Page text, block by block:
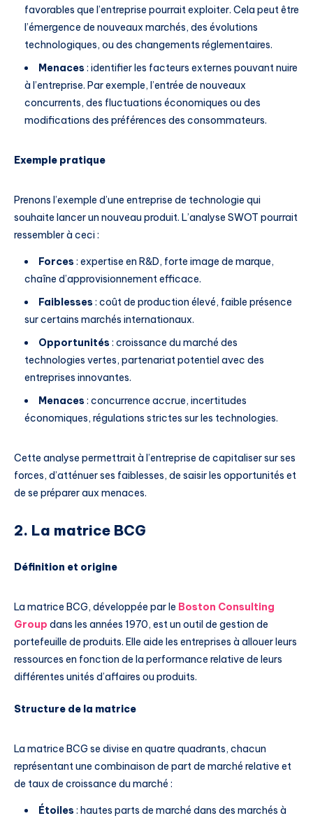
favorables que l’entreprise pourrait exploiter. Cela peut être
l’émergence de nouveaux marchés, des évolutions
technologiques, ou des changements réglementaires.
Menaces : identifier les facteurs externes pouvant nuire
à l’entreprise. Par exemple, l’entrée de nouveaux
concurrents, des fluctuations économiques ou des
modifications des préférences des consommateurs.
Exemple pratique
Prenons l’exemple d’une entreprise de technologie qui
souhaite lancer un nouveau produit. L’analyse SWOT pourrait
ressembler à ceci :
Forces : expertise en R&D, forte image de marque,
chaîne d’approvisionnement efficace.
Faiblesses : coût de production élevé, faible présence
sur certains marchés internationaux.
Opportunités : croissance du marché des
technologies vertes, partenariat potentiel avec des
entreprises innovantes.
Menaces : concurrence accrue, incertitudes
économiques, régulations strictes sur les technologies.
Cette analyse permettrait à l’entreprise de capitaliser sur ses
forces, d’atténuer ses faiblesses, de saisir les opportunités et
de se préparer aux menaces.
2. La matrice BCG
Définition et origine
La matrice BCG, développée par le Boston Consulting
Group dans les années 1970, est un outil de gestion de
portefeuille de produits. Elle aide les entreprises à allouer leurs
ressources en fonction de la performance relative de leurs
différentes unités d’affaires ou produits.
Structure de la matrice
La matrice BCG se divise en quatre quadrants, chacun
représentant une combinaison de part de marché relative et
de taux de croissance du marché :
Étoiles : hautes parts de marché dans des marchés à